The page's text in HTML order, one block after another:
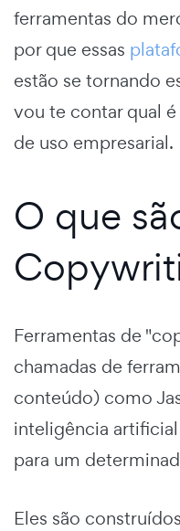
ferramentas do
por que essas
estão se tornando
vou te contar qual
de uso empresarial.
O que
Ferramentas de
chamadas de
conteúdo) como
inteligência
para um
Eles são